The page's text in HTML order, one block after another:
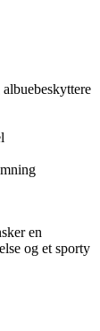
en
og et sporty